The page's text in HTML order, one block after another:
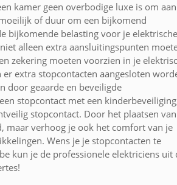
kamer geen overbodige luxe is om
of duur om een bijkomend
bijkomende belasting voor je elektrische
alleen extra aansluitingspunten
zekering moeten voorzien in je
extra stopcontacten aangesloten
door geaarde en beveiligde
stopcontact met een
stopcontact. Door het plaatsen van
maar verhoog je ook het comfort van je
Wens je je stopcontacten te
kun je de professionele elektriciens uit